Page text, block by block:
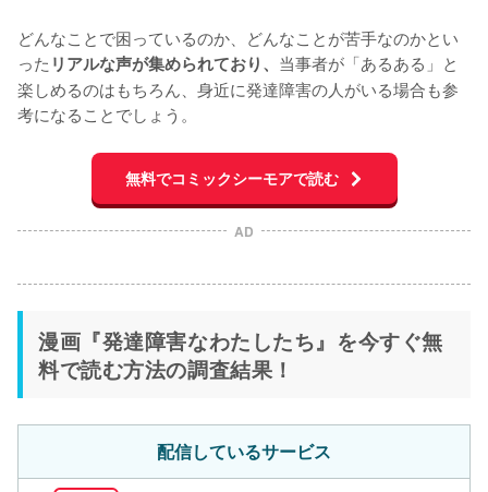
どんなことで困っているのか、どんなことが苦手なのかとい
った リアルな声が集められており、 当事者が「あるある」と
楽しめるのはもちろん、身近に発達障害の人がいる場合も参
考になることでしょう。
無料でコミックシーモアで読む
AD
漫画『発達障害なわたしたち』を今すぐ無
料で読む方法の調査結果！
配信しているサービス